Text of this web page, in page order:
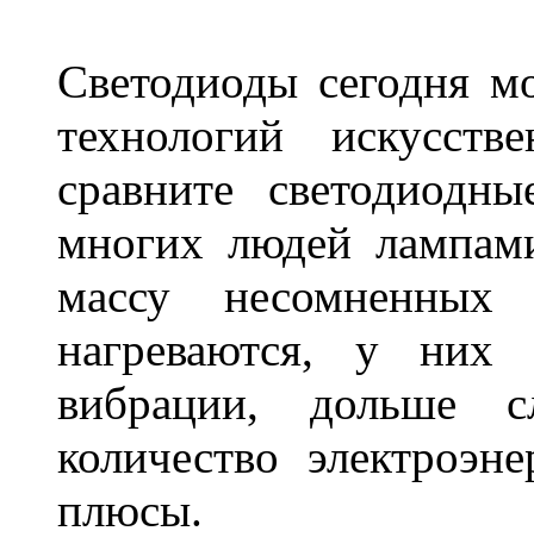
Светодиоды сегодня
технологий
сравните
многих людей
массу
нагреваются, у них
вибрации, дольше
количество
плюсы.